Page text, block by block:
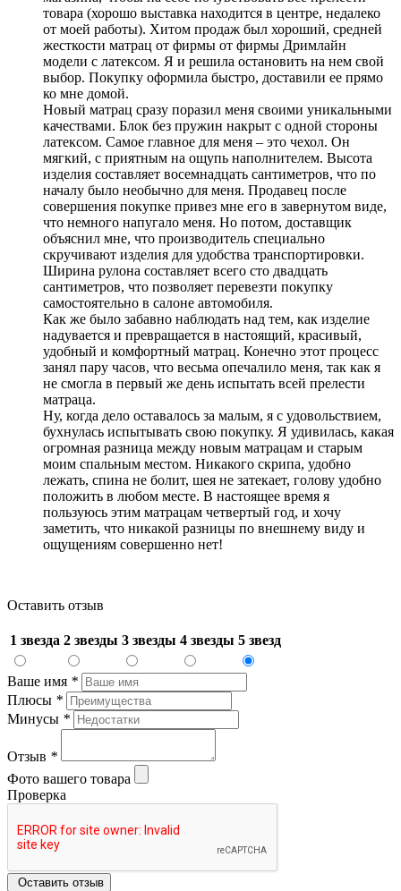
товара (хорошо выставка находится в центре, недалеко
от моей работы). Хитом продаж был хороший, средней
жесткости матрац от фирмы от фирмы Дримлайн
модели с латексом. Я и решила остановить на нем свой
выбор. Покупку оформила быстро, доставили ее прямо
ко мне домой.
Новый матрац сразу поразил меня своими уникальными
качествами. Блок без пружин накрыт с одной стороны
латексом. Самое главное для меня – это чехол. Он
мягкий, с приятным на ощупь наполнителем. Высота
изделия составляет восемнадцать сантиметров, что по
началу было необычно для меня. Продавец после
совершения покупке привез мне его в завернутом виде,
что немного напугало меня. Но потом, доставщик
объяснил мне, что производитель специально
скручивают изделия для удобства транспортировки.
Ширина рулона составляет всего сто двадцать
сантиметров, что позволяет перевезти покупку
самостоятельно в салоне автомобиля.
Как же было забавно наблюдать над тем, как изделие
надувается и превращается в настоящий, красивый,
удобный и комфортный матрац. Конечно этот процесс
занял пару часов, что весьма опечалило меня, так как я
не смогла в первый же день испытать всей прелести
матраца.
Ну, когда дело оставалось за малым, я с удовольствием,
бухнулась испытывать свою покупку. Я удивилась, какая
огромная разница между новым матрацам и старым
моим спальным местом. Никакого скрипа, удобно
лежать, спина не болит, шея не затекает, голову удобно
положить в любом месте. В настоящее время я
пользуюсь этим матрацам четвертый год, и хочу
заметить, что никакой разницы по внешнему виду и
ощущениям совершенно нет!
Оставить отзыв
1 звезда 2 звезды 3 звезды 4 звезды 5 звезд
Ваше имя *
Плюсы *
Минусы *
Отзыв *
Фото вашего товара
Проверка
Оставить отзыв